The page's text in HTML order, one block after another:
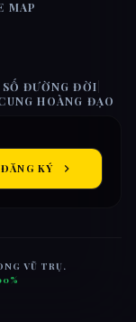
MAP
ĐƯỜNG ĐỜI
HOÀNG ĐẠO
ĐĂNG KÝ
VŨ TRỤ.